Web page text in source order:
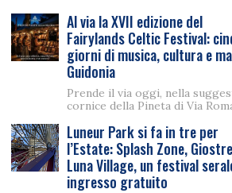
Al via la XVII edizione del
Fairylands Celtic Festival:
giorni di musica, cultura e
Guidonia
Prende il via oggi, nella
cornice della Pineta di Via
Luneur Park si fa in tre per
l’Estate: Splash Zone,
Luna Village, un festival
ingresso gratuito